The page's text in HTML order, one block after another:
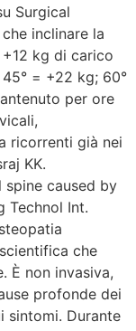
Surgical
inclinare la
kg di carico
= +22 kg; 60°
per ore
ricorrenti già nei
KK.
spine caused by
Technol Int.
che
È non invasiva,
profonde dei
sintomi. Durante